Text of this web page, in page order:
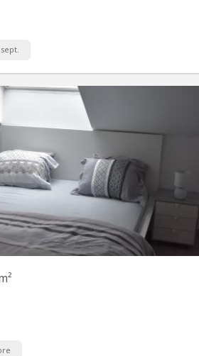
: au rez le propriétaire colocataire,
étudiants 230 m2 à disposition!! , 4
, une salle de douche , 2 wc, au 2 ème
wc et lavabo, un Grand, d living 2
grands canapés 2 fauteuils pour...